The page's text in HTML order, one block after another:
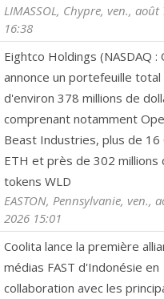
LIMASSOL, Chypre, ven., août
16:38
Eightco Holdings (NASDAQ :
annonce un portefeuille total
d'environ 378 millions de
comprenant notamment
Beast Industries, plus de 16
ETH et près de 302 millions
tokens WLD
EASTON, Pennsylvanie, ven.,
2026 15:01
Coolita lance la première
médias FAST d'Indonésie en
collaboration avec les